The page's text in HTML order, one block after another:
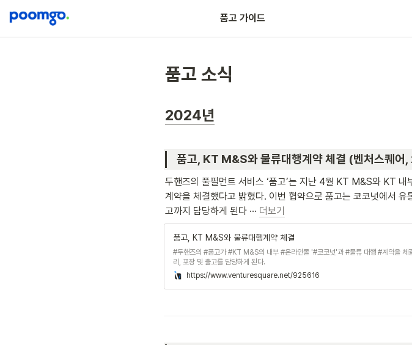
품고 가이드
이용/연동 가이드
품고 소식
2024년
품고, KT M&S와 물류대행계약 체결 (벤처스퀘
두핸즈의 풀필먼트 서비스 ‘품고’는 지난 4월 KT M&S와 KT 내
계약을 체결했다고 밝혔다. 이번 협약으로 품고는 코코넛에서
고까지 담당하게 된다 ··· 더보기
품고, KT M&S와 물류대행계약 체결
#두핸즈의 #품고가 #KT M&S의 내부 #온라인몰 '#코코넛'과 #물류 대행 #계약을 체
리, 포장 및 출고를 담당하게 된다.
https://www.venturesquare.net/925616